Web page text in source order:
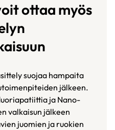
ottaa myös
suojaa hampaita
jälkeen.
ja Nano-
valkaisun jälkeen
juomien ja ruokien